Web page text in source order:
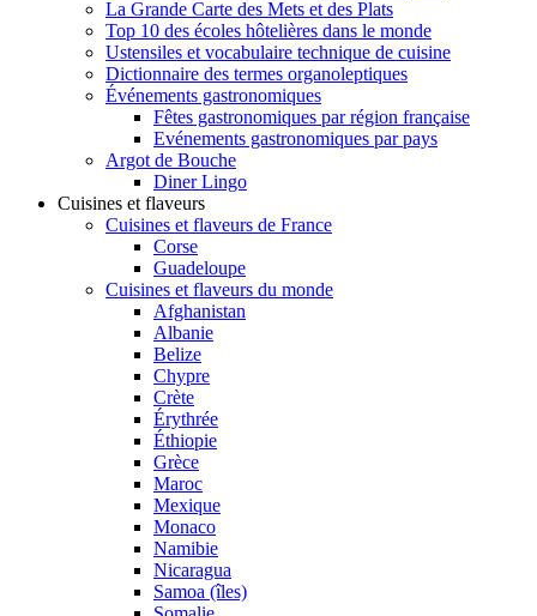
La Grande Carte des Mets et des Plats
Top 10 des écoles hôtelières dans le monde
Ustensiles et vocabulaire technique de cuisine
Dictionnaire des termes organoleptiques
Événements gastronomiques
Fêtes gastronomiques par région française
Evénements gastronomiques par pays
Argot de Bouche
Diner Lingo
Cuisines et flaveurs
Cuisines et flaveurs de France
Corse
Guadeloupe
Cuisines et flaveurs du monde
Afghanistan
Albanie
Belize
Chypre
Crète
Érythrée
Éthiopie
Grèce
Maroc
Mexique
Monaco
Namibie
Nicaragua
Samoa (îles)